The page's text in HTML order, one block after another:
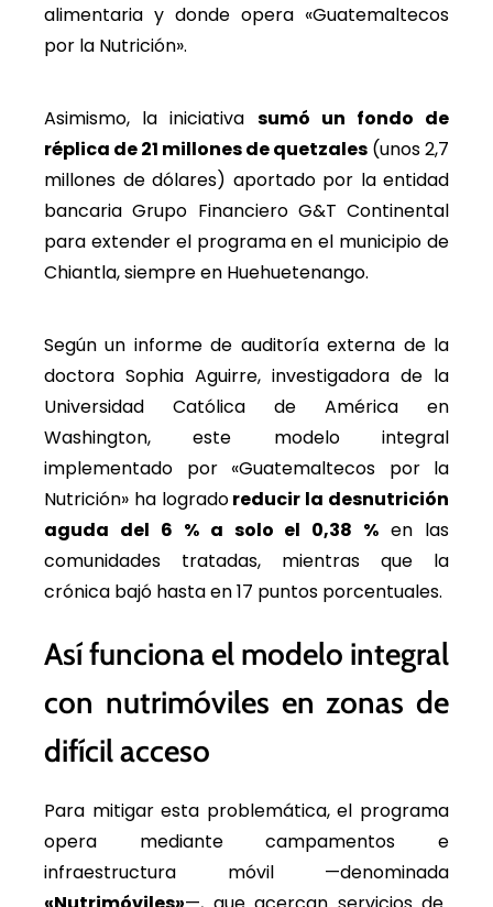
alimentaria y donde opera «Guatemaltecos
por la Nutrición».
Asimismo, la iniciativa sumó un fondo de
réplica de 21 millones de quetzales (unos 2,7
millones de dólares) aportado por la entidad
bancaria Grupo Financiero G&T Continental
para extender el programa en el municipio de
Chiantla, siempre en Huehuetenango.
Según un informe de auditoría externa de la
doctora Sophia Aguirre, investigadora de la
Universidad Católica de América en
Washington, este modelo integral
implementado por «Guatemaltecos por la
Nutrición» ha logradoreducir la desnutrición
aguda del 6 % a solo el 0,38 % en las
comunidades tratadas, mientras que la
crónica bajó hasta en 17 puntos porcentuales.
Así funciona el modelo integral
con nutrimóviles en zonas de
difícil acceso
Para mitigar esta problemática, el programa
opera mediante campamentos e
infraestructura móvil —denominada